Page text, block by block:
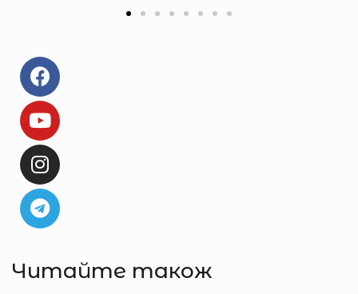
Читайте також